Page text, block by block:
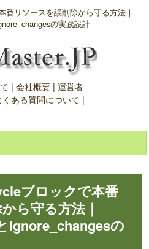
番リソースを誤削除から守る方法｜
の実践設計
| 会社概要| 運営者
くある質問について |
ブロックで本番
ら守る方法｜
ignore_changesの